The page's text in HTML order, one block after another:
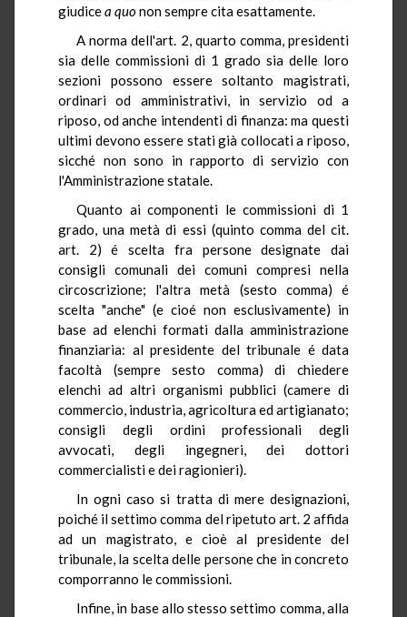
giudicea quonon sempre cita esattamente.
A norma dell'art. 2, quarto comma, presidenti
sia delle commissioni di 1 grado sia delle loro
sezioni possono essere soltanto magistrati,
ordinari od amministrativi, in servizio od a
riposo, od anche intendenti di finanza: ma questi
ultimi devono essere stati già collocati a riposo,
sicché non sono in rapporto di servizio con
l'Amministrazione statale.
Quanto ai componenti le commissioni di 1
grado, una metà di essi (quinto comma del cit.
art. 2) é scelta fra persone designate dai
consigli comunali dei comuni compresi nella
circoscrizione; l'altra metà (sesto comma) é
scelta "anche" (e cioé non esclusivamente) in
base ad elenchi formati dalla amministrazione
finanziaria: al presidente del tribunale é data
facoltà (sempre sesto comma) di chiedere
elenchi ad altri organismi pubblici (camere di
commercio, industria, agricoltura ed artigianato;
consigli degli ordini professionali degli
avvocati, degli ingegneri, dei dottori
commercialisti e dei ragionieri).
In ogni caso si tratta di mere designazioni,
poiché il settimo comma del ripetuto art. 2 affida
ad un magistrato, e cioè al presidente del
tribunale, la scelta delle persone che in concreto
comporranno le commissioni.
Infine, in base allo stesso settimo comma, alla